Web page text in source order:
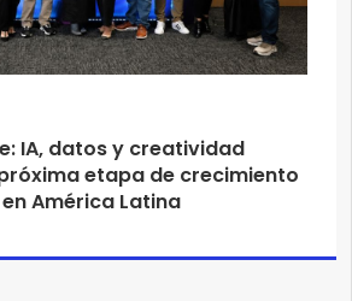
IA, datos y creatividad
etapa de crecimiento
América Latina